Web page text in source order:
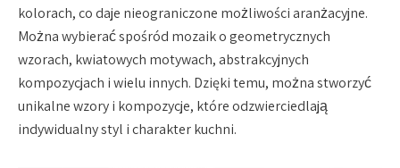
kolorach, co daje nieograniczone możliwości aranżacyjne.
Można wybierać spośród mozaik o geometrycznych
wzorach, kwiatowych motywach, abstrakcyjnych
kompozycjach i wielu innych. Dzięki temu, można stworzyć
unikalne wzory i kompozycje, które odzwierciedlają
indywidualny styl i charakter kuchni.